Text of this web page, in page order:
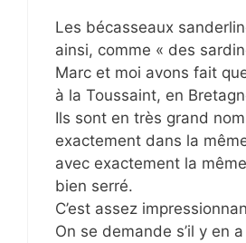
Les bécasseaux
ainsi, comme « des
Marc et moi avons fait
à la Toussaint, en
Ils sont en très grand
exactement dans la
avec exactement la
bien serré.
C’est assez
On se demande s’il y en